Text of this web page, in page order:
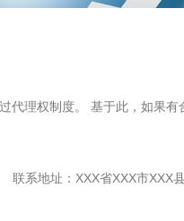
代理权制度。 基于此，如果有
联系地址：XXX省XXX市XXX